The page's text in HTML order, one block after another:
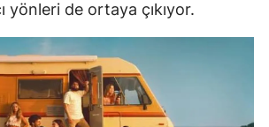
yönleri de ortaya çıkıyor.